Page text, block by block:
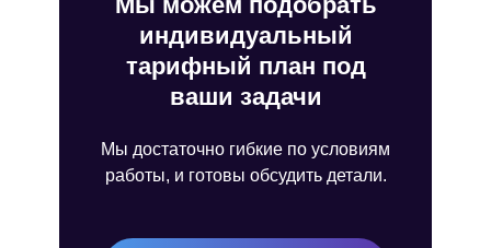
индивидуальный
тарифный план под
ваши задачи
Мы достаточно гибкие по условиям
работы, и готовы обсудить детали.